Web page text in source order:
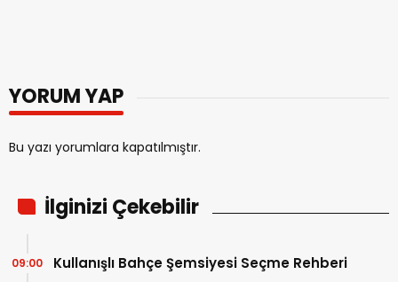
YORUM YAP
Bu yazı yorumlara kapatılmıştır.
İlginizi Çekebilir
Kullanışlı Bahçe Şemsiyesi Seçme Rehberi
09:00